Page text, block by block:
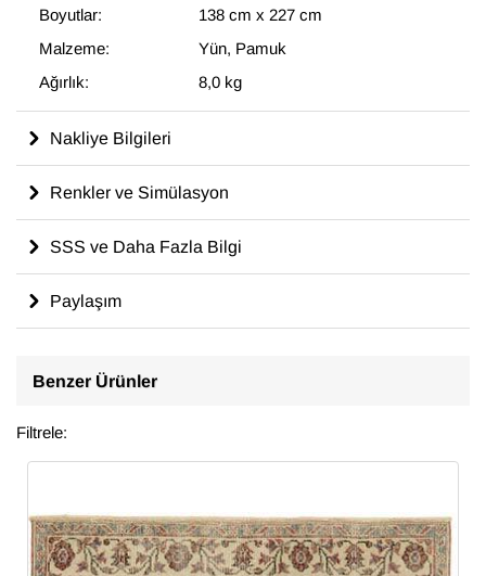
yün ile dokunmuştur.
Boyutlar:
138 cm x 227 cm
Malzeme:
Yün, Pamuk
Ağırlık:
8,0 kg
Nakliye Bilgileri
Renkler ve Simülasyon
SSS ve Daha Fazla Bilgi
Paylaşım
Benzer Ürünler
Filtrele: